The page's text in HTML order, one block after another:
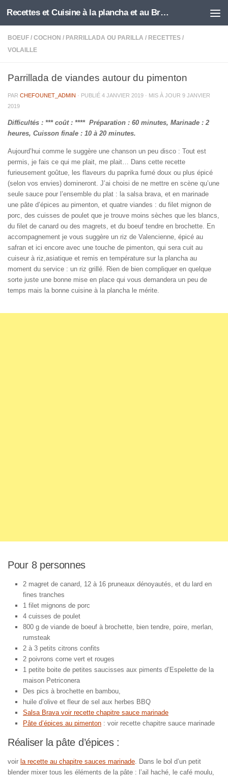
Skip to content Recettes et Cuisine à la plancha et au Brasero
BOEUF / COCHON / PARRILLADA OU PARILLA / RECETTES /
VOLAILLE
Parrillada de viandes autour du pimenton
PAR CHEFOUNET_ADMIN · PUBLIÉ 4 JANVIER 2019 · MIS À JOUR 9 JANVIER
2019
Difficultés : *** coût : **** Préparation : 60 minutes, Marinade : 2
heures, Cuisson finale : 10 à 20 minutes.
Aujourd’hui comme le suggère une chanson un peu disco : Tout est
permis, je fais ce qui me plait, me plait… Dans cette recette
furieusement goûtue, les flaveurs du paprika fumé doux ou plus épicé
(selon vos envies) domineront. J’ai choisi de ne mettre en scène qu’une
seule sauce pour l’ensemble du plat : la salsa brava, et en marinade
une pâte d’épices au pimenton, et quatre viandes : du filet mignon de
porc, des cuisses de poulet que je trouve moins sèches que les blancs,
du filet de canard ou des magrets, et du boeuf tendre en brochette. En
accompagnement je vous suggère un riz de Valencienne, épicé au
safran et ici encore avec une touche de pimenton, qui sera cuit au
cuiseur à riz,asiatique et remis en température sur la plancha au
moment du service : un riz grillé. Rien de bien compliquer en quelque
sorte juste une bonne mise en place qui vous demandera un peu de
temps mais la bonne cuisine à la plancha le mérite.
Pour 8 personnes
2 magret de canard, 12 à 16 pruneaux dénoyautés, et du lard en
fines tranches
1 filet mignons de porc
4 cuisses de poulet
800 g de viande de boeuf à brochette, bien tendre, poire, merlan,
rumsteak
2 à 3 petits citrons confits
2 poivrons corne vert et rouges
1 petite boite de petites saucisses aux piments d’Espelette de la
maison Petriconera
Des pics à brochette en bambou,
huile d’olive et fleur de sel aux herbes BBQ
Salsa Brava voir recette chapitre sauce marinade
Pâte d’épices au pimenton : voir recette chapitre sauce marinade
Réaliser la pâte d’épices :
voir la recette au chapitre sauces marinade. Dans le bol d’un petit
blender mixer tous les éléments de la pâte : l’ail haché, le café moulu,